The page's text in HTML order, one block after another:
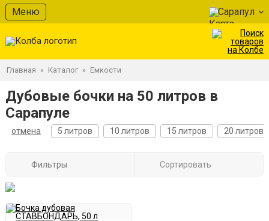
Меню Сарапул
Главная » Каталог » Емкости
Дубовые бочки на 50 литров в
Сарапуле
отмена 5 литров 10 литров 15 литров 20 литров
Фильтры Сортировать